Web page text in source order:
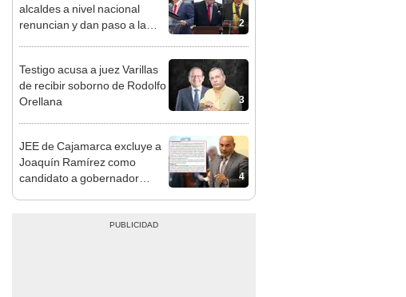
2
alcaldes a nivel nacional
renuncian y dan paso a la
3
Testigo acusa a juez Varillas
de recibir soborno de Rodolfo
Orellana
4
JEE de Cajamarca excluye a
Joaquín Ramírez como
candidato a gobernador